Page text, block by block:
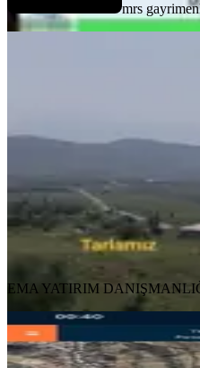
mrs
10571 m²·256/
2.710.000 ₺
EMA YATIRIM
Ara
EMA YATIRIM
Gök
Değerli